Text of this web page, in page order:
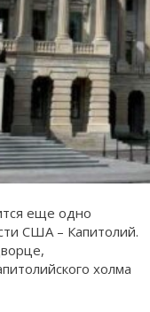
еще одно
США – Капитолий.
холма